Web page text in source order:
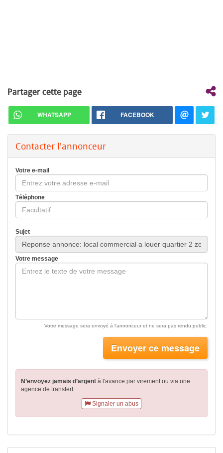
Partager cette page
WHATSAPP FACEBOOK
Contacter l'annonceur
Votre e-mail
Téléphone
Sujet
Votre message
Votre message sera envoyé à l'annonceur et ne sera pas rendu public.
Envoyer ce message
N’envoyez jamais d’argent à l'avance par virementou via une
agence de transfert.
Signaler un abus